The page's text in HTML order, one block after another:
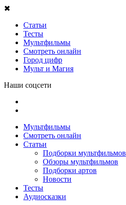
✖
Статьи
Тесты
Мультфильмы
Смотреть онлайн
Город цифр
Мульт и Магия
Наши соцсети
Мультфильмы
Смотреть онлайн
Статьи
Подборки мультфильмов
Обзоры мультфильмов
Подборки артов
Новости
Тесты
Аудиосказки